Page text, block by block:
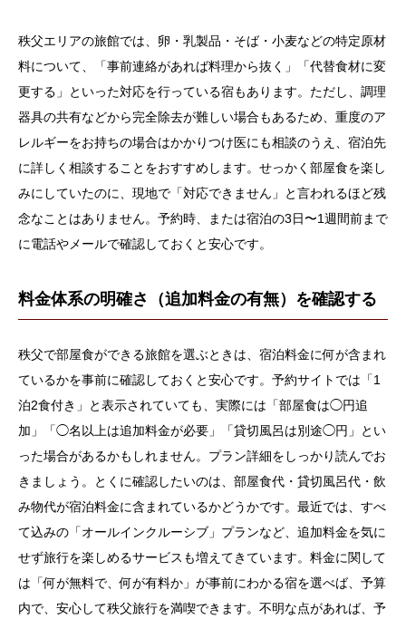
秩父エリアの旅館では、卵・乳製品・そば・小麦などの特定原材
料について、「事前連絡があれば料理から抜く」「代替食材に変
更する」といった対応を行っている宿もあります。ただし、調理
器具の共有などから完全除去が難しい場合もあるため、重度のア
レルギーをお持ちの場合はかかりつけ医にも相談のうえ、宿泊先
に詳しく相談することをおすすめします。せっかく部屋食を楽し
みにしていたのに、現地で「対応できません」と言われるほど残
念なことはありません。予約時、または宿泊の3日〜1週間前まで
に電話やメールで確認しておくと安心です。
料金体系の明確さ（追加料金の有無）を確認する
秩父で部屋食ができる旅館を選ぶときは、宿泊料金に何が含まれ
ているかを事前に確認しておくと安心です。予約サイトでは「1
泊2食付き」と表示されていても、実際には「部屋食は◯円追
加」「◯名以上は追加料金が必要」「貸切風呂は別途◯円」とい
った場合があるかもしれません。プラン詳細をしっかり読んでお
きましょう。とくに確認したいのは、部屋食代・貸切風呂代・飲
み物代が宿泊料金に含まれているかどうかです。最近では、すべ
て込みの「オールインクルーシブ」プランなど、追加料金を気に
せず旅行を楽しめるサービスも増えてきています。料金に関して
は「何が無料で、何が有料か」が事前にわかる宿を選べば、予算
内で、安心して秩父旅行を満喫できます。不明な点があれば、予